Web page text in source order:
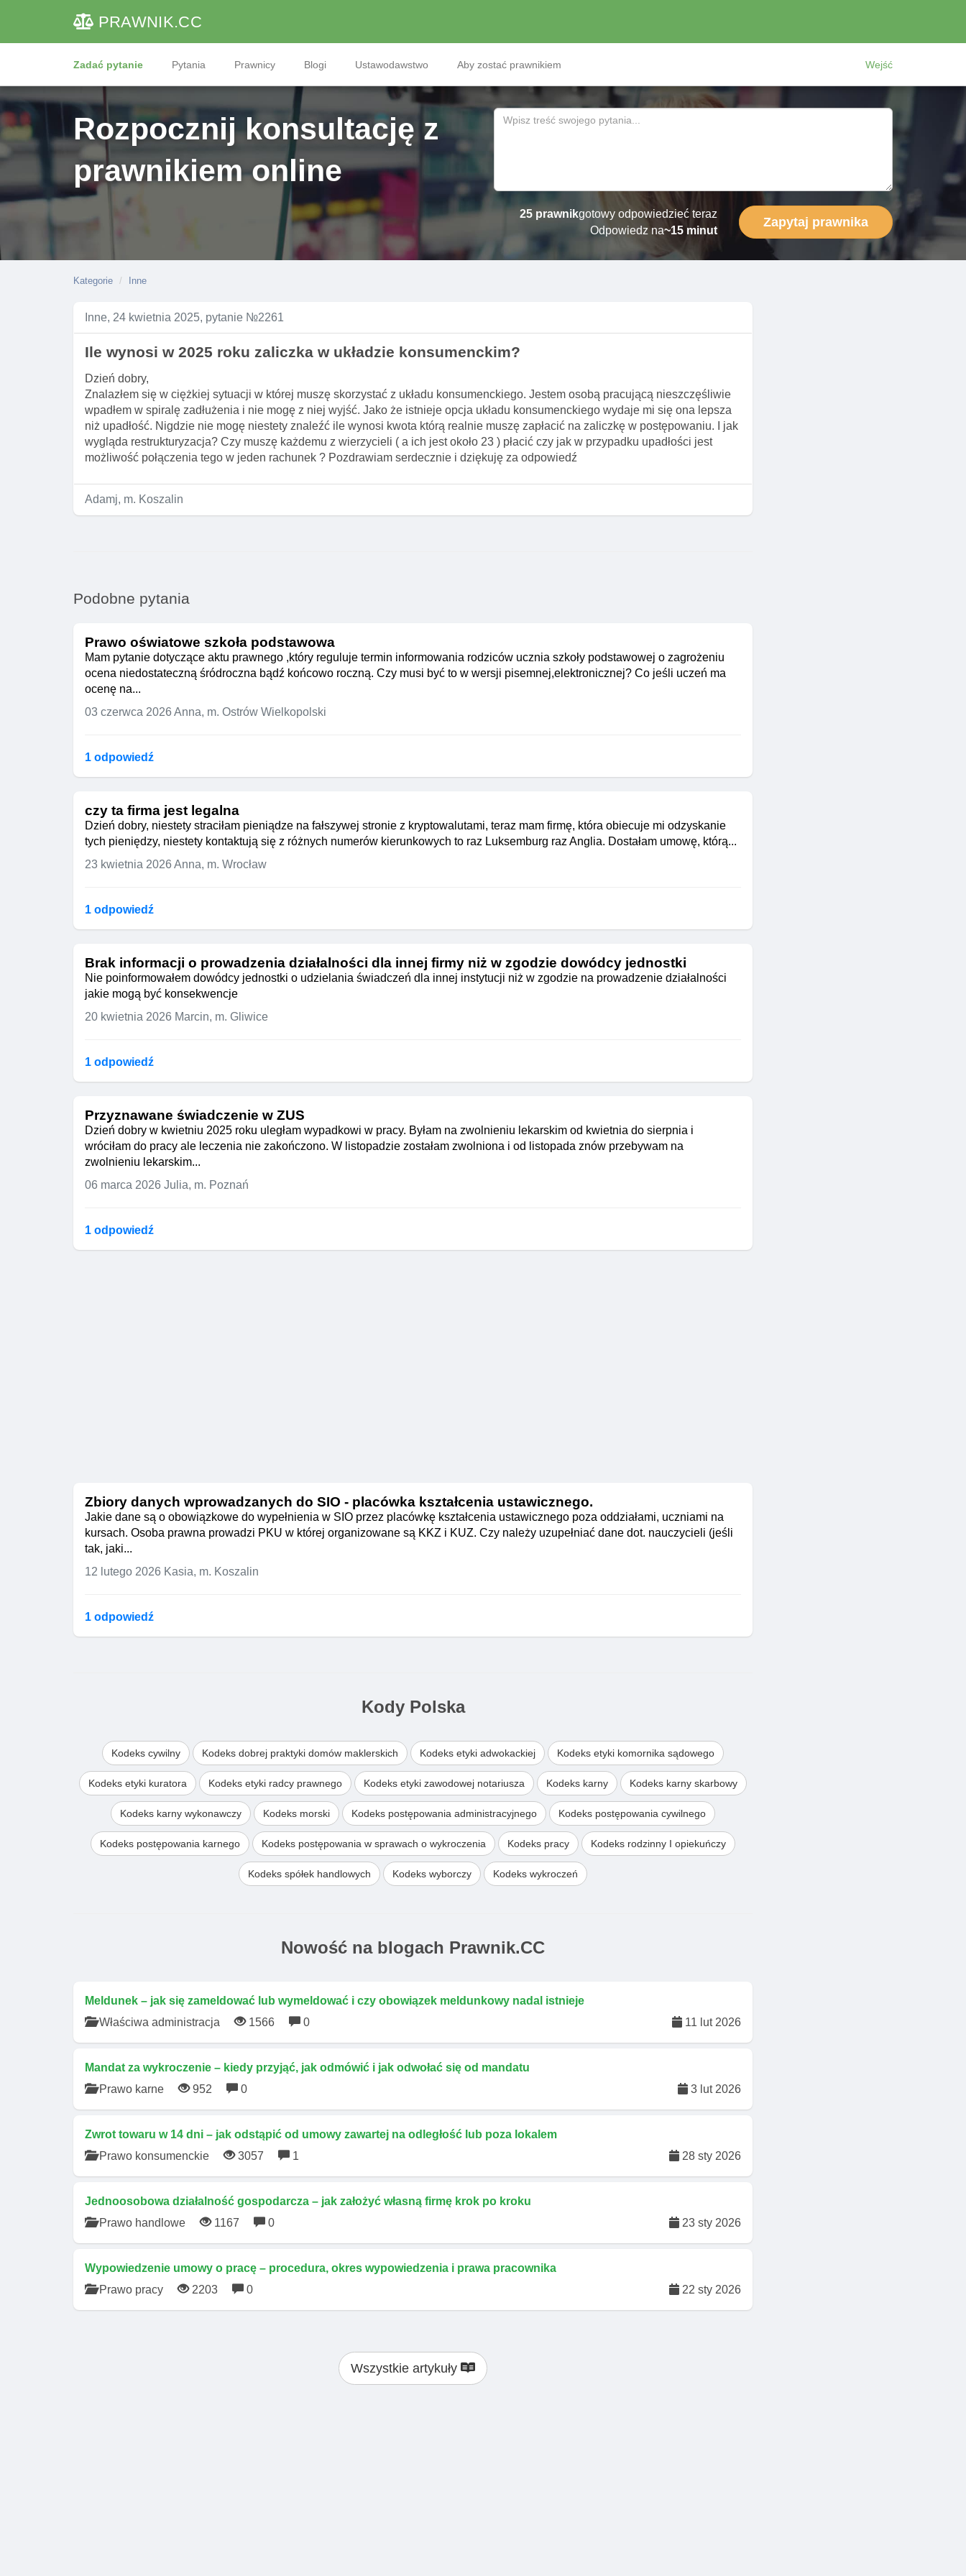
PRAWNIK.CC
Zadać pytanie Pytania Prawnicy Blogi Ustawodawstwo Aby zostać prawnikiem Wejść
Rozpocznij konsultację z
prawnikiem online
25 prawnikgotowy odpowiedzieć teraz
Odpowiedz na~15 minut
Zapytaj prawnika
Kategorie Inne
Inne, 24 kwietnia 2025, pytanie №2261
Ile wynosi w 2025 roku zaliczka w układzie konsumenckim?
Dzień dobry,
Znalazłem się w ciężkiej sytuacji w której muszę skorzystać z układu konsumenckiego. Jestem osobą pracującą nieszczęśliwie
wpadłem w spiralę zadłużenia i nie mogę z niej wyjść. Jako że istnieje opcja układu konsumenckiego wydaje mi się ona lepsza
niż upadłość. Nigdzie nie mogę niestety znaleźć ile wynosi kwota którą realnie muszę zapłacić na zaliczkę w postępowaniu. I jak
wygląda restrukturyzacja? Czy muszę każdemu z wierzycieli ( a ich jest około 23 ) płacić czy jak w przypadku upadłości jest
możliwość połączenia tego w jeden rachunek ? Pozdrawiam serdecznie i dziękuję za odpowiedź
Adamj, m. Koszalin
Podobne pytania
Prawo oświatowe szkoła podstawowa
Mam pytanie dotyczące aktu prawnego ,który reguluje termin informowania rodziców ucznia szkoły podstawowej o zagrożeniu
ocena niedostateczną śródroczna bądź końcowo roczną. Czy musi być to w wersji pisemnej,elektronicznej? Co jeśli uczeń ma
ocenę na...
03 czerwca 2026 Anna, m. Ostrów Wielkopolski
1 odpowiedź
czy ta firma jest legalna
Dzień dobry, niestety straciłam pieniądze na fałszywej stronie z kryptowalutami, teraz mam firmę, która obiecuje mi odzyskanie
tych pieniędzy, niestety kontaktują się z różnych numerów kierunkowych to raz Luksemburg raz Anglia. Dostałam umowę, którą...
23 kwietnia 2026 Anna, m. Wrocław
1 odpowiedź
Brak informacji o prowadzenia działalności dla innej firmy niż w zgodzie dowódcy jednostki
Nie poinformowałem dowódcy jednostki o udzielania świadczeń dla innej instytucji niż w zgodzie na prowadzenie działalności
jakie mogą być konsekwencje
20 kwietnia 2026 Marcin, m. Gliwice
1 odpowiedź
Przyznawane świadczenie w ZUS
Dzień dobry w kwietniu 2025 roku uległam wypadkowi w pracy. Byłam na zwolnieniu lekarskim od kwietnia do sierpnia i
wróciłam do pracy ale leczenia nie zakończono. W listopadzie zostałam zwolniona i od listopada znów przebywam na
zwolnieniu lekarskim...
06 marca 2026 Julia, m. Poznań
1 odpowiedź
Zbiory danych wprowadzanych do SIO - placówka kształcenia ustawicznego.
Jakie dane są o obowiązkowe do wypełnienia w SIO przez placówkę kształcenia ustawicznego poza oddziałami, uczniami na
kursach. Osoba prawna prowadzi PKU w której organizowane są KKZ i KUZ. Czy należy uzupełniać dane dot. nauczycieli (jeśli
tak, jaki...
12 lutego 2026 Kasia, m. Koszalin
1 odpowiedź
Kody Polska
Kodeks cywilny Kodeks dobrej praktyki domów maklerskich Kodeks etyki adwokackiej Kodeks etyki komornika sądowego
Kodeks etyki kuratora Kodeks etyki radcy prawnego Kodeks etyki zawodowej notariusza Kodeks karny Kodeks karny skarbowy
Kodeks karny wykonawczy Kodeks morski Kodeks postępowania administracyjnego Kodeks postępowania cywilnego
Kodeks postępowania karnego Kodeks postępowania w sprawach o wykroczenia Kodeks pracy Kodeks rodzinny I opiekuńczy
Kodeks spółek handlowych Kodeks wyborczy Kodeks wykroczeń
Nowość na blogach Prawnik.CC
Meldunek – jak się zameldować lub wymeldować i czy obowiązek meldunkowy nadal istnieje
Właściwa administracja
1566 0 11 lut 2026
Mandat za wykroczenie – kiedy przyjąć, jak odmówić i jak odwołać się od mandatu
Prawo karne
952 0 3 lut 2026
Zwrot towaru w 14 dni – jak odstąpić od umowy zawartej na odległość lub poza lokalem
Prawo konsumenckie
3057 1 28 sty 2026
Jednoosobowa działalność gospodarcza – jak założyć własną firmę krok po kroku
Prawo handlowe
1167 0 23 sty 2026
Wypowiedzenie umowy o pracę – procedura, okres wypowiedzenia i prawa pracownika
Prawo pracy
2203 0 22 sty 2026
Wszystkie artykuły